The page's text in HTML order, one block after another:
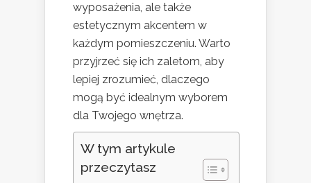
wyposażenia, ale także
estetycznym akcentem w
każdym pomieszczeniu. Warto
przyjrzeć się ich zaletom, aby
lepiej zrozumieć, dlaczego
mogą być idealnym wyborem
dla Twojego wnętrza.
W tym artykule
przeczytasz